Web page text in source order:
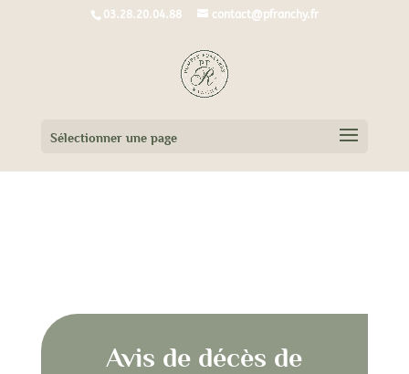
03.28.20.04.88 contact@pfranchy.fr
Sélectionner une page
Avis de décès de